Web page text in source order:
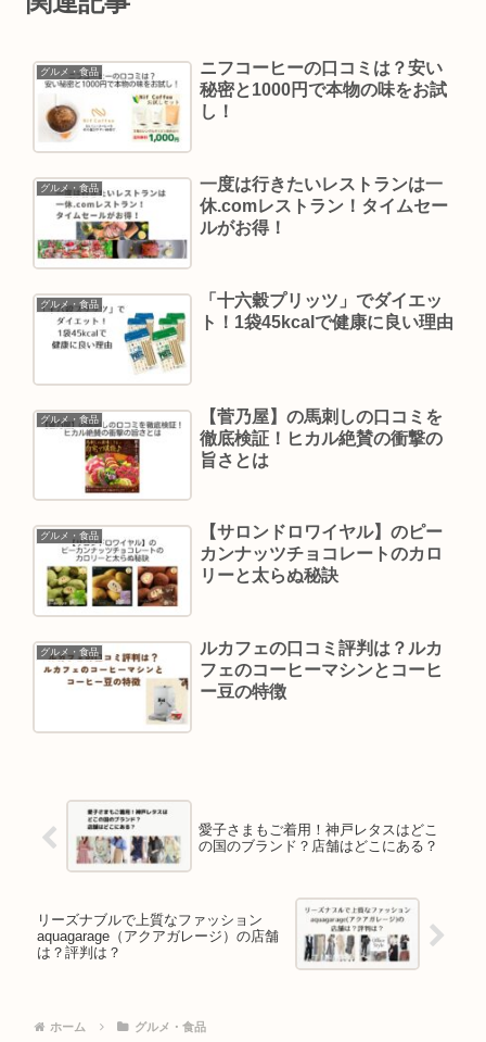
グルメ・食品
ニフコーヒーの口コミは？安い
秘密と1000円で本物の味をお試
し！
グルメ・食品
一度は行きたいレストランは一
休.comレストラン！タイムセー
ルがお得！
グルメ・食品
「十六穀プリッツ」でダイエッ
ト！1袋45kcalで健康に良い理由
グルメ・食品
【菅乃屋】の馬刺しの口コミを
徹底検証！ヒカル絶賛の衝撃の
旨さとは
グルメ・食品
【サロンドロワイヤル】のピー
カンナッツチョコレートのカロ
リーと太らぬ秘訣
グルメ・食品
ルカフェの口コミ評判は？ルカ
フェのコーヒーマシンとコーヒ
ー豆の特徴
愛子さまもご着用！神戸レタスはどこ
の国のブランド？店舗はどこにある？
リーズナブルで上質なファッション
aquagarage（アクアガレージ）の店舗
は？評判は？
ホーム グルメ・食品